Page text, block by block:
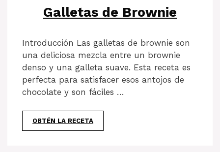
Galletas de Brownie
Introducción Las galletas de brownie son
una deliciosa mezcla entre un brownie
denso y una galleta suave. Esta receta es
perfecta para satisfacer esos antojos de
chocolate y son fáciles …
OBTÉN LA RECETA